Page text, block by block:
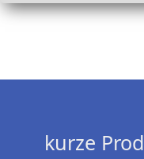
kurze